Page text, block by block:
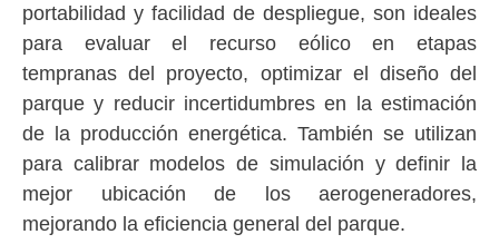
portabilidad y facilidad de despliegue, son ideales
para evaluar el recurso eólico en etapas
tempranas del proyecto, optimizar el diseño del
parque y reducir incertidumbres en la estimación
de la producción energética. También se utilizan
para calibrar modelos de simulación y definir la
mejor ubicación de los aerogeneradores,
mejorando la eficiencia general del parque.